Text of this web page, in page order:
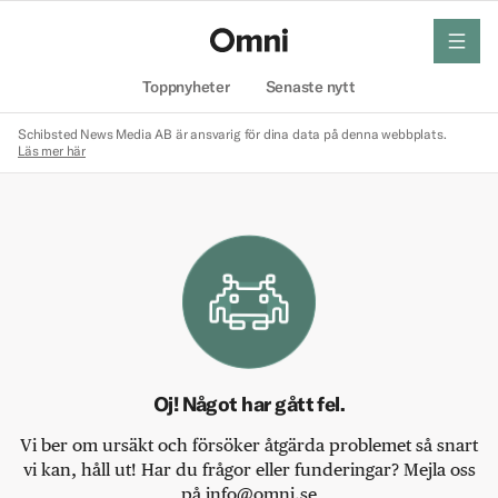
Toppnyheter Senaste nytt
meny
Schibsted News Media AB är ansvarig för dina data på denna webbplats.
Läs mer här
Oj! Något har gått fel.
Vi ber om ursäkt och försöker åtgärda problemet så snart
vi kan, håll ut! Har du frågor eller funderingar? Mejla oss